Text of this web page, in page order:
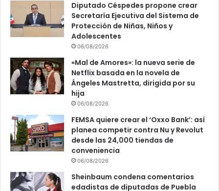
Diputado Céspedes propone crear
Secretaría Ejecutiva del Sistema de
Protección de Niñas, Niños y
Adolescentes
06/08/2026
«Mal de Amores»: la nueva serie de
Netflix basada en la novela de
Ángeles Mastretta, dirigida por su
hija
06/08/2026
FEMSA quiere crear el ‘Oxxo Bank’: así
planea competir contra Nu y Revolut
desde las 24,000 tiendas de
conveniencia
06/08/2026
Sheinbaum condena comentarios
edadistas de diputadas de Puebla